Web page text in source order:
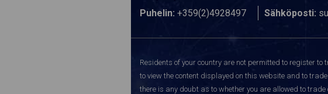
Puhelin: +359(2)4928497 Sähköposti:
Residents of your country are not permitted to register to
to view the content displayed on this website and to
there is any doubt as to whether you are allowed to